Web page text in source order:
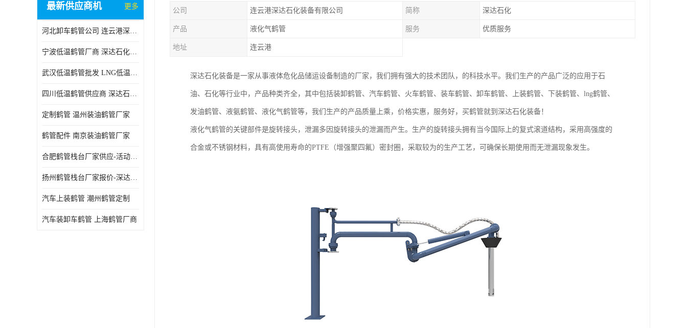
最新供应商机 更多
河北卸车鹤管公司 连云港深达石化装备有限公司
宁波低温鹤管厂商 深达石化装备有限公司
武汉低温鹤管批发 LNG低温鹤管生产商
四川低温鹤管供应商 深达石化装备
定制鹤管 温州装油鹤管厂家
鹤管配件 南京装油鹤管厂家
合肥鹤管栈台厂家供应-活动梯栈台厂商
扬州鹤管栈台厂家报价-深达石化装备有限公司
汽车上装鹤管 潮州鹤管定制
汽车装卸车鹤管 上海鹤管厂商
公司 连云港深达石化装备有限公司 简称 深达石化
产品 液化气鹤管 服务 优质服务
地址 连云港
深达石化装备是一家从事液体危化品储运设备制造的厂家，我们拥有强大的技术团队，的科技水平。我们生产的产品广泛的应用于石
油、石化等行业中，产品种类齐全，其中包括装卸鹤管、汽车鹤管、火车鹤管、装车鹤管、卸车鹤管、上装鹤管、下装鹤管、lng鹤管、
发油鹤管、液氨鹤管、液化气鹤管等，我们生产的产品质量上乘，价格实惠，服务好，买鹤管就到深达石化装备！
液化气鹤管的关键部件是旋转接头，泄漏多因旋转接头的泄漏而产生。生产的旋转接头拥有当今国际上的复式滚道结构，采用高强度的
合金或不锈钢材料，具有高使用寿命的PTFE（增强聚四氟）密封圈，采取较为的生产工艺，可确保长期使用而无泄漏现象发生。